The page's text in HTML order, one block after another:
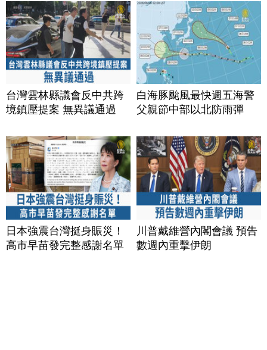
台灣雲林縣議會反中共跨
境鎮壓提案 無異議通過
白海豚颱風最快週五海警
父親節中部以北防雨彈
日本強震台灣挺身賑災！
高市早苗發完整感謝名單
川普戴維營內閣會議 預告
數週內重擊伊朗